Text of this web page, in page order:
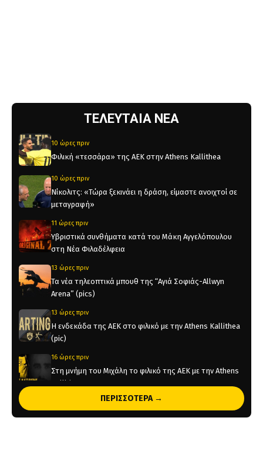
ΤΕΛΕΥΤΑΙΑ ΝΕΑ
10 ώρες πριν
Φιλική «τεσσάρα» της ΑΕΚ στην Athens Kallithea
10 ώρες πριν
Νίκολιτς: «Τώρα ξεκινάει η δράση, είμαστε ανοιχτοί σε
μεταγραφή»
11 ώρες πριν
Υβριστικά συνθήματα κατά του Μάκη Αγγελόπουλου
στη Νέα Φιλαδέλφεια
13 ώρες πριν
Τα νέα τηλεοπτικά μπουθ της “Αγιά Σοφιάς-Allwyn
Arena” (pics)
13 ώρες πριν
Η ενδεκάδα της ΑΕΚ στο φιλικό με την Athens Kallithea
(pic)
16 ώρες πριν
Στη μνήμη του Μιχάλη το φιλικό της ΑΕΚ με την Athens
Kallithea
Τέλος από την ΑΕΚ ο Δέδες
ΠΕΡΙΣΣΟΤΕΡΑ →